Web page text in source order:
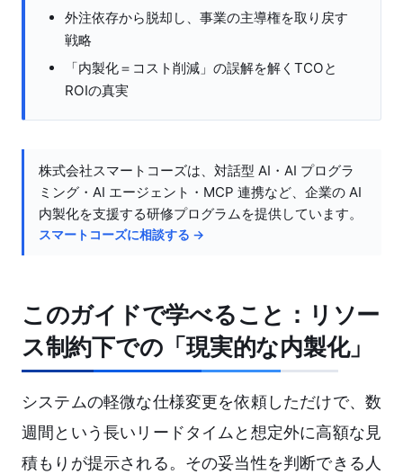
外注依存から脱却し、事業の主導権を取り戻す
戦略
「内製化＝コスト削減」の誤解を解くTCOと
ROIの真実
株式会社スマートコーズは、対話型 AI・AI プログラ
ミング・AI エージェント・MCP 連携など、企業の AI
内製化を支援する研修プログラムを提供しています。
スマートコーズに相談する →
このガイドで学べること：リソー
ス制約下での「現実的な内製化」
システムの軽微な仕様変更を依頼しただけで、数
週間という長いリードタイムと想定外に高額な見
積もりが提示される。その妥当性を判断できる人